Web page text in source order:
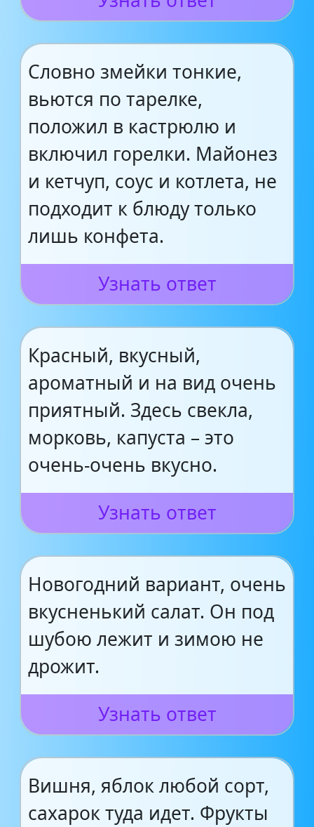
Словно змейки тонкие,
вьются по тарелке,
положил в кастрюлю и
включил горелки. Майонез
и кетчуп, соус и котлета, не
подходит к блюду только
лишь конфета.
Узнать ответ
Красный, вкусный,
ароматный и на вид очень
приятный. Здесь свекла,
морковь, капуста – это
очень-очень вкусно.
Узнать ответ
Новогодний вариант, очень
вкусненький салат. Он под
шубою лежит и зимою не
дрожит.
Узнать ответ
Вишня, яблок любой сорт,
сахарок туда идет. Фрукты